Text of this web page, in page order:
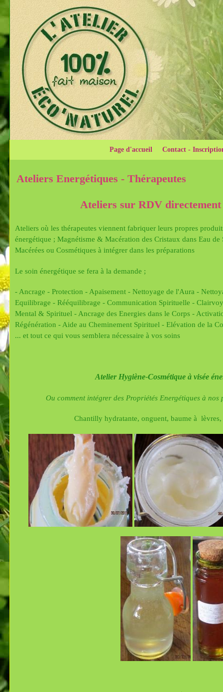
Page d'accueil Contact -
Ateliers Energétiques - Thérapeutes
Ateliers sur RDV directement
Ateliers où les thérapeutes viennent fabriquer leurs propres
énergétique ; Magnétisme & Macération des Cristaux dans Eau
Macérées ou Cosmétiques à intégrer dans les préparations
Le soin énergétique se fera à la demande ;
- Ancrage - Protection - Apaisement - Nettoyage de l'Aura -
Equilibrage - Rééquilibrage - Communication Spirituelle -
Mental & Spirituel - Ancrage des Energies dans le Corps -
Régénération - Aide au Cheminement Spirituel - Elévation de la
... et tout ce qui vous semblera nécessaire à vos soins
Atelier Hygiène-Cosmétique à visée
Ou comment intégrer des Propriétés Energétiques à
Chantilly hydratante, onguent, baume à